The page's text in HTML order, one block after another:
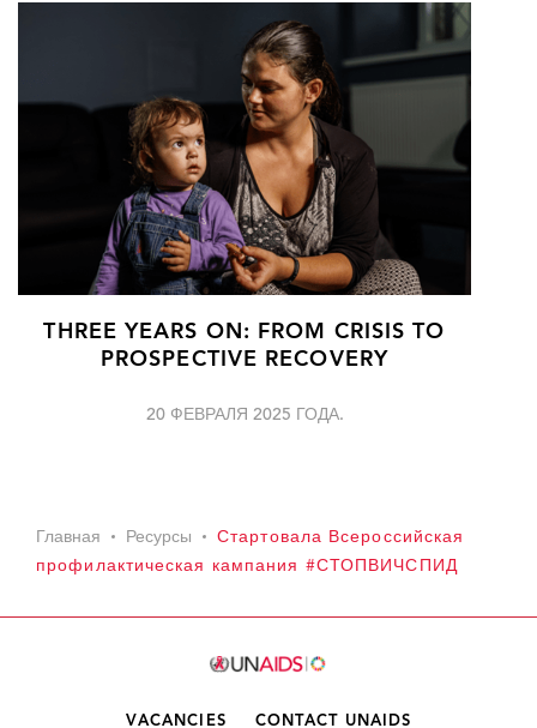
THREE YEARS ON: FROM CRISIS TO
PROSPECTIVE RECOVERY
20 ФЕВРАЛЯ 2025 ГОДА.
Главная Ресурсы
Стартовала Всероссийская
профилактическая кампания #СТОПВИЧСПИД
VACANCIES CONTACT UNAIDS